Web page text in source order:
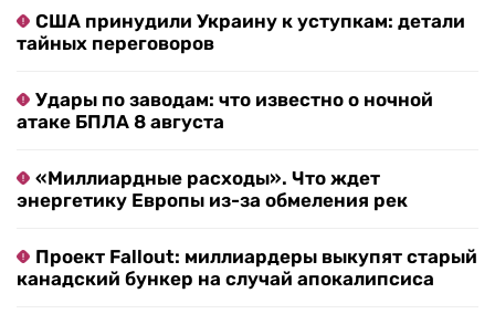
США принудили Украину к уступкам: детали
тайных переговоров
Удары по заводам: что известно о ночной
атаке БПЛА 8 августа
«Миллиардные расходы». Что ждет
энергетику Европы из-за обмеления рек
Проект Fallout: миллиардеры выкупят старый
канадский бункер на случай апокалипсиса